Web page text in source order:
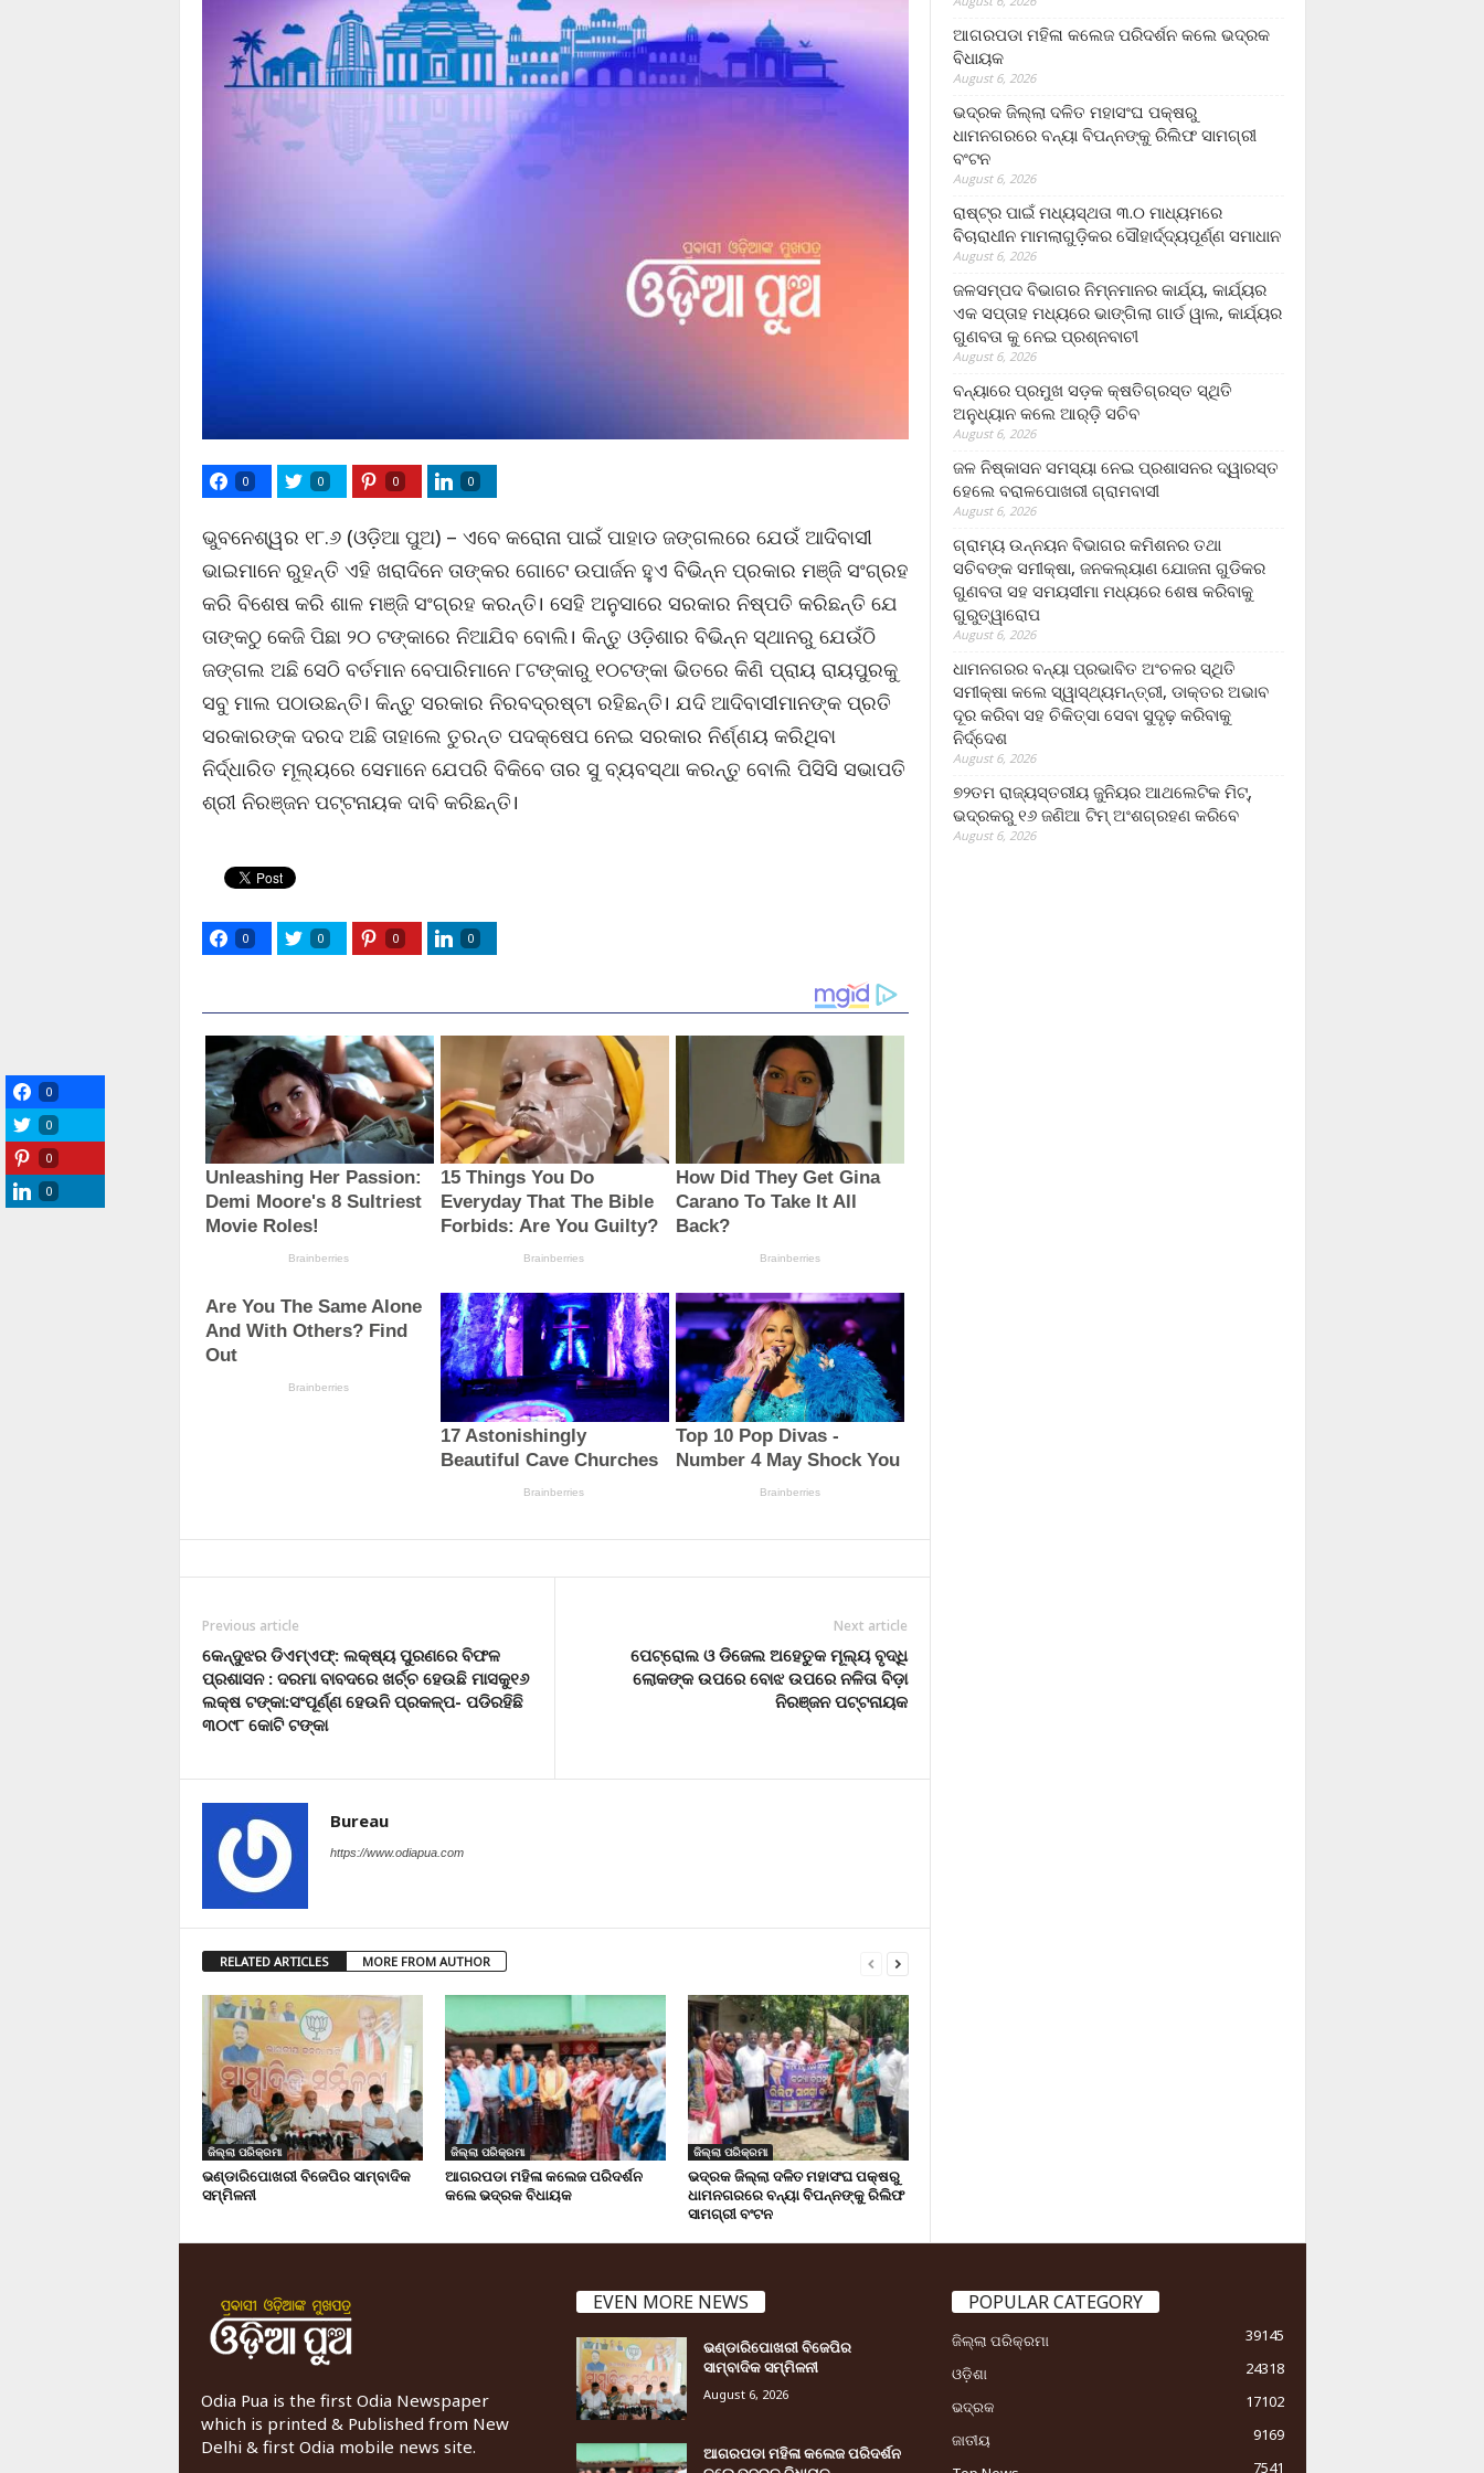
0 0 0 0
ଭୁବନେଶ୍ୱର ୧୮.୬ (ଓଡ଼ିଆ ପୁଅ) – ଏବେ କରୋନା ପାଇଁ ପାହାଡ ଜଙ୍ଗଲରେ ଯେଉଁ ଆଦିବାସୀ
ଭାଇମାନେ ରୁହନ୍ତି ଏହି ଖରାଦିନେ ତାଙ୍କର ଗୋଟେ ଉପାର୍ଜନ ହୁଏ ବିଭିନ୍ନ ପ୍ରକାର ମଞ୍ଜି ସଂଗ୍ରହ
କରି ବିଶେଷ କରି ଶାଳ ମଞ୍ଜି ସଂଗ୍ରହ କରନ୍ତି। ସେହି ଅନୁସାରେ ସରକାର ନିଷ୍ପତି କରିଛନ୍ତି ଯେ
ତାଙ୍କଠୁ କେଜି ପିଛା ୨୦ ଟଙ୍କାରେ ନିଆଯିବ ବୋଲି। କିନ୍ତୁ ଓଡ଼ିଶାର ବିଭିନ୍ନ ସ୍ଥାନରୁ ଯେଉଁଠି
ଜଙ୍ଗଲ ଅଛି ସେଠି ବର୍ତମାନ ବେପାରିମାନେ ୮ଟଙ୍କାରୁ ୧୦ଟଙ୍କା ଭିତରେ କିଣି ପ୍ରାୟ ରାୟପୁରକୁ
ସବୁ ମାଲ ପଠାଉଛନ୍ତି। କିନ୍ତୁ ସରକାର ନିରବଦ୍ରଷ୍ଟା ରହିଛନ୍ତି। ଯଦି ଆଦିବାସୀମାନଙ୍କ ପ୍ରତି
ସରକାରଙ୍କ ଦରଦ ଅଛି ତାହାଲେ ତୁରନ୍ତ ପଦକ୍ଷେପ ନେଇ ସରକାର ନିର୍ଣ୍ଣୟ କରିଥିବା
ନିର୍ଦ୍ଧାରିତ ମୂଲ୍ୟରେ ସେମାନେ ଯେପରି ବିକିବେ ତାର ସୁ ବ୍ୟବସ୍ଥା କରନ୍ତୁ ବୋଲି ପିସିସି ସଭାପତି
ଶ୍ରୀ ନିରଞ୍ଜନ ପଟ୍ଟନାୟକ ଦାବି କରିଛନ୍ତି।
0 0 0 0
Previous article
କେନ୍ଦୁଝର ଡିଏମ୍‌ଏଫ୍‌: ଲକ୍ଷ୍ୟ ପୁରଣରେ ବିଫଳ
ପ୍ରଶାସନ : ଦରମା ବାବଦରେ ଖର୍ଚ୍ଚ ହେଉଛି ମାସକୁ୧୬
ଲକ୍ଷ ଟଙ୍କା:ସଂପୂର୍ଣ୍ଣ ହେଉନି ପ୍ରକଳ୍ପ- ପଡିରହିଛି
୩୦୯୮ କୋଟି ଟଙ୍କା
Next article
ପେଟ୍ରୋଲ ଓ ଡିଜେଲ ଅହେତୁକ ମୂଲ୍ୟ ବୃଦ୍ଧି
ଲୋକଙ୍କ ଉପରେ ବୋଝ ଉପରେ ନଳିତା ବିଡ଼ା
ନିରଞ୍ଜନ ପଟ୍ଟନାୟକ
Bureau
https://www.odiapua.com
RELATED ARTICLES MORE FROM AUTHOR
ଜିଲ୍ଲା ପରିକ୍ରମା
ଭଣ୍ଡାରିପୋଖରୀ ବିଜେପିର ସାମ୍ବାଦିକ
ସମ୍ମିଳନୀ
ଜିଲ୍ଲା ପରିକ୍ରମା
ଆଗରପଡା ମହିଳା କଲେଜ ପରିଦର୍ଶନ
କଲେ ଭଦ୍ରକ ବିଧାୟକ
ଜିଲ୍ଲା ପରିକ୍ରମା
ଭଦ୍ରକ ଜିଲ୍ଲା ଦଳିତ ମହାସଂଘ ପକ୍ଷରୁ
ଧାମନଗରରେ ବନ୍ୟା ବିପନ୍ନଙ୍କୁ ରିଲିଫ
ସାମଗ୍ରୀ ବଂଟନ
ଆଗରପଡା ମହିଳା କଲେଜ ପରିଦର୍ଶନ କଲେ ଭଦ୍ରକ
ବିଧାୟକ
August 6, 2026
ଭଦ୍ରକ ଜିଲ୍ଲା ଦଳିତ ମହାସଂଘ ପକ୍ଷରୁ
ଧାମନଗରରେ ବନ୍ୟା ବିପନ୍ନଙ୍କୁ ରିଲିଫ ସାମଗ୍ରୀ
ବଂଟନ
August 6, 2026
ରାଷ୍ଟ୍ର ପାଇଁ ମଧ୍ୟସ୍ଥତା ୩.୦ ମାଧ୍ୟମରେ
ବିଚାରାଧୀନ ମାମଲାଗୁଡ଼ିକର ସୌହାର୍ଦ୍ଦ୍ୟପୂର୍ଣ୍ଣ ସମାଧାନ
August 6, 2026
ଜଳସମ୍ପଦ ବିଭାଗର ନିମ୍ନମାନର କାର୍ଯ୍ୟ, କାର୍ଯ୍ୟର
ଏକ ସପ୍ତାହ ମଧ୍ୟରେ ଭାଙ୍ଗିଲା ଗାର୍ଡ ୱାଲ, କାର୍ଯ୍ୟର
ଗୁଣବତା କୁ ନେଇ ପ୍ରଶ୍ନବାଚୀ
August 6, 2026
ବନ୍ୟାରେ ପ୍ରମୁଖ ସଡ଼କ କ୍ଷତିଗ୍ରସ୍ତ ସ୍ଥିତି
ଅନୁଧ୍ୟାନ କଲେ ଆର୍‌ଡ଼ି ସଚିବ
August 6, 2026
ଜଳ ନିଷ୍କାସନ ସମସ୍ୟା ନେଇ ପ୍ରଶାସନର ଦ୍ୱାରସ୍ତ
ହେଲେ ବରାଳପୋଖରୀ ଗ୍ରାମବାସୀ
August 6, 2026
ଗ୍ରାମ୍ୟ ଉନ୍ନୟନ ବିଭାଗର କମିଶନର ତଥା
ସଚିବଙ୍କ ସମୀକ୍ଷା, ଜନକଲ୍ୟାଣ ଯୋଜନା ଗୁଡିକର
ଗୁଣବତା ସହ ସମୟସୀମା ମଧ୍ୟରେ ଶେଷ କରିବାକୁ
ଗୁରୁତ୍ୱାରୋପ
August 6, 2026
ଧାମନଗରର ବନ୍ୟା ପ୍ରଭାବିତ ଅଂଚଳର ସ୍ଥିତି
ସମୀକ୍ଷା କଲେ ସ୍ୱାସ୍ଥ୍ୟମନ୍ତ୍ରୀ, ଡାକ୍ତର ଅଭାବ
ଦୂର କରିବା ସହ ଚିକିତ୍ସା ସେବା ସୁଦୃଢ଼ କରିବାକୁ
ନିର୍ଦ୍ଦେଶ
August 6, 2026
୭୨ତମ ରାଜ୍ୟସ୍ତରୀୟ ଜୁନିୟର ଆଥଲେଟିକ ମିଟ୍‌,
ଭଦ୍ରକରୁ ୧୬ ଜଣିଆ ଟିମ୍ ଅଂଶଗ୍ରହଣ କରିବେ
August 6, 2026
Odia Pua is the first Odia Newspaper
which is printed & Published from New
Delhi & first Odia mobile news site.
EVEN MORE NEWS
ଭଣ୍ଡାରିପୋଖରୀ ବିଜେପିର
ସାମ୍ବାଦିକ ସମ୍ମିଳନୀ
August 6, 2026
ଆଗରପଡା ମହିଳା କଲେଜ ପରିଦର୍ଶନ
POPULAR CATEGORY
ଜିଲ୍ଲା ପରିକ୍ରମା
39145
ଓଡ଼ିଶା
24318
ଭଦ୍ରକ
17102
ଜାତୀୟ
9169
7541
0
0
0
0